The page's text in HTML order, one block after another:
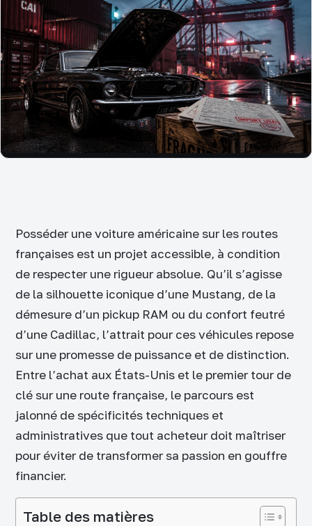
Posséder une voiture américaine sur les routes
françaises est un projet accessible, à condition
de respecter une rigueur absolue. Qu’il s’agisse
de la silhouette iconique d’une Mustang, de la
démesure d’un pickup RAM ou du confort feutré
d’une Cadillac, l’attrait pour ces véhicules repose
sur une promesse de puissance et de distinction.
Entre l’achat aux États-Unis et le premier tour de
clé sur une route française, le parcours est
jalonné de spécificités techniques et
administratives que tout acheteur doit maîtriser
pour éviter de transformer sa passion en gouffre
financier.
Table des matières